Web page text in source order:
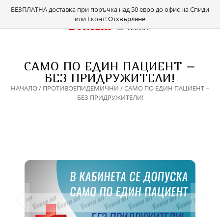
БЕЗПЛАТНА доставка при поръчка над 50 евро до офис на Спиди
или Еконт!Отхвърляне
САМО ПО ЕДИН ПАЦИЕНТ –
БЕЗ ПРИДРУЖИТЕЛИ!
НАЧАЛО/ ПРОТИВОЕПИДЕМИЧНИ / САМО ПО ЕДИН ПАЦИЕНТ –
БЕЗ ПРИДРУЖИТЕЛИ!